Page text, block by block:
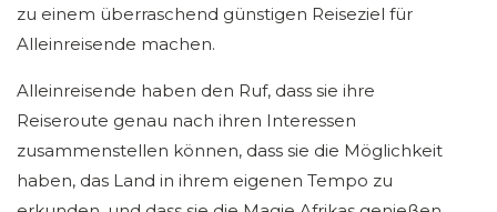
zu einem überraschend günstigen Reiseziel für
Alleinreisende machen.
Alleinreisende haben den Ruf, dass sie ihre
Reiseroute genau nach ihren Interessen
zusammenstellen können, dass sie die Möglichkeit
haben, das Land in ihrem eigenen Tempo zu